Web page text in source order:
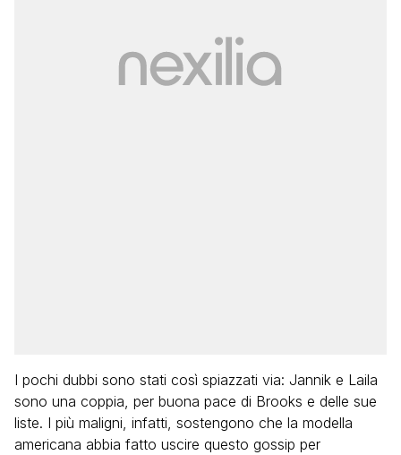
I pochi dubbi sono stati così spiazzati via: Jannik e Laila
sono una coppia, per buona pace di Brooks e delle sue
liste. I più maligni, infatti, sostengono che la modella
americana abbia fatto uscire questo gossip per